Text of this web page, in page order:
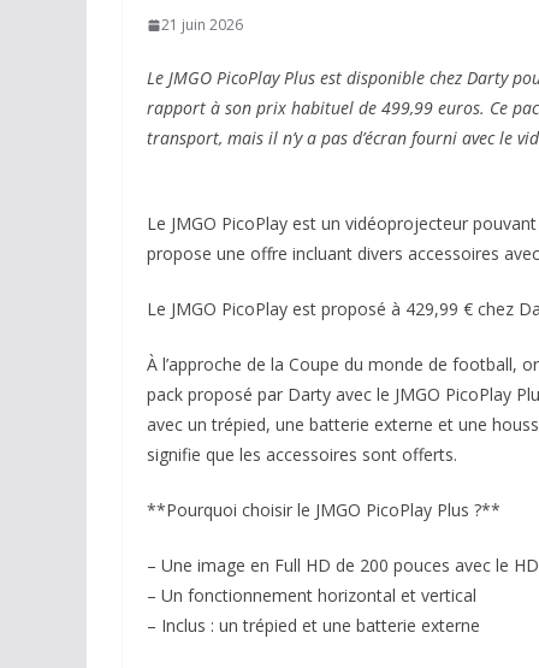
21 juin 2026
Le JMGO PicoPlay Plus est disponible chez Darty
rapport à son prix habituel de 499,99 euros. Ce
transport, mais il n’y a pas d’écran fourni avec le
Le JMGO PicoPlay est un vidéoprojecteur
propose une offre incluant divers accessoires
Le JMGO PicoPlay est proposé à 429,99 € chez
À l’approche de la Coupe du monde de football,
pack proposé par Darty avec le JMGO PicoPlay
avec un trépied, une batterie externe et une
signifie que les accessoires sont offerts.
**Pourquoi choisir le JMGO PicoPlay Plus ?**
– Une image en Full HD de 200 pouces avec le
– Un fonctionnement horizontal et vertical
– Inclus : un trépied et une batterie externe